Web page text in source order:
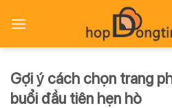
qua
Gợi ý cách chọn trang
buổi đầu tiên hẹn hò